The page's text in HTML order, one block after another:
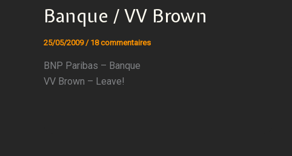
Banque / VV Brown
25/05/2009/ 18 commentaires
BNP Paribas – Banque
VV Brown – Leave!